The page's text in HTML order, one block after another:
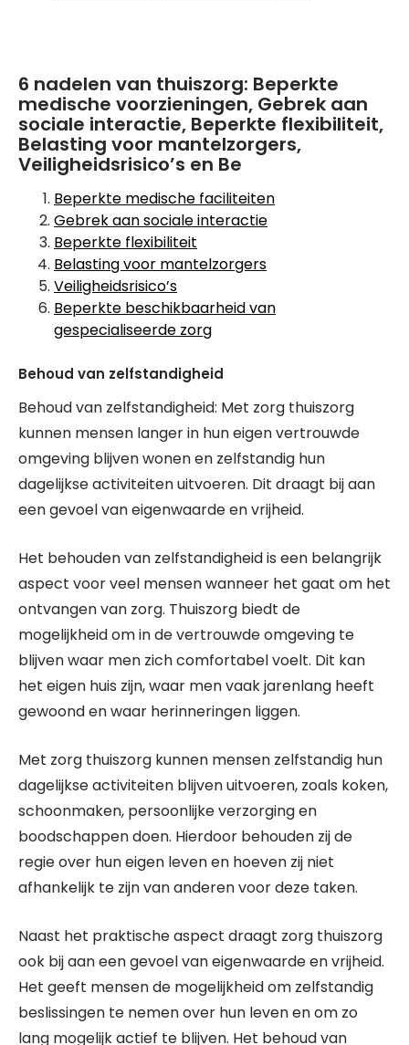
6 nadelen van thuiszorg: Beperkte
medische voorzieningen, Gebrek aan
sociale interactie, Beperkte flexibiliteit,
Belasting voor mantelzorgers,
Veiligheidsrisico’s en Be
Beperkte medische faciliteiten
Gebrek aan sociale interactie
Beperkte flexibiliteit
Belasting voor mantelzorgers
Veiligheidsrisico’s
Beperkte beschikbaarheid van
gespecialiseerde zorg
Behoud van zelfstandigheid
Behoud van zelfstandigheid: Met zorg thuiszorg
kunnen mensen langer in hun eigen vertrouwde
omgeving blijven wonen en zelfstandig hun
dagelijkse activiteiten uitvoeren. Dit draagt bij aan
een gevoel van eigenwaarde en vrijheid.
Het behouden van zelfstandigheid is een belangrijk
aspect voor veel mensen wanneer het gaat om het
ontvangen van zorg. Thuiszorg biedt de
mogelijkheid om in de vertrouwde omgeving te
blijven waar men zich comfortabel voelt. Dit kan
het eigen huis zijn, waar men vaak jarenlang heeft
gewoond en waar herinneringen liggen.
Met zorg thuiszorg kunnen mensen zelfstandig hun
dagelijkse activiteiten blijven uitvoeren, zoals koken,
schoonmaken, persoonlijke verzorging en
boodschappen doen. Hierdoor behouden zij de
regie over hun eigen leven en hoeven zij niet
afhankelijk te zijn van anderen voor deze taken.
Naast het praktische aspect draagt zorg thuiszorg
ook bij aan een gevoel van eigenwaarde en vrijheid.
Het geeft mensen de mogelijkheid om zelfstandig
beslissingen te nemen over hun leven en om zo
lang mogelijk actief te blijven. Het behoud van